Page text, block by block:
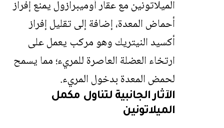
الميلاتونين مع عقار أوميبرازول يمنع إفراز
أحماض المعدة، إضافة إلى تقليل إفراز
أكسيد النيتريك وهو مركب يعمل على
ارتخاء العضلة العاصرة للمريء؛ مما يسمح
لحمض المعدة بدخول المريء.
الآثار الجانبية لتناول مكمل
الميلاتونين